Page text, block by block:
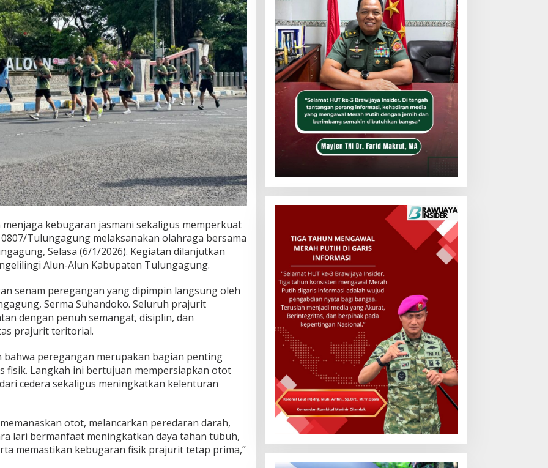
menjaga kebugaran jasmani sekaligus memperkuat
0807/Tulungagungmelaksanakan olahraga bersama
Selasa (6/1/2026). Kegiatan dilanjutkan
Alun-Alun Kabupaten Tulungagung.
senam peregangan yang dipimpin langsung oleh
Serma Suhandoko. Seluruh prajurit
dengan penuh semangat, disiplin, dan
prajurit teritorial.
bahwa peregangan merupakan bagian penting
fisik. Langkah ini bertujuan mempersiapkan otot
cedera sekaligus meningkatkan kelenturan
otot, melancarkan peredaran darah,
lari bermanfaat meningkatkan daya tahan tubuh,
memastikan kebugaran fisik prajurit tetap prima,”